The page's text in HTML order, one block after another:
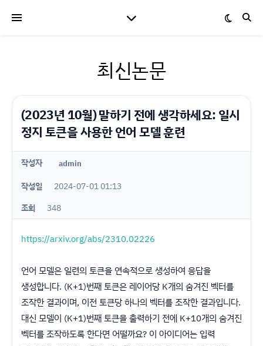
최신논문
(2023년 10월) 말하기 전에 생각하세요: 일시
정지 토큰을 사용한 언어 모델 훈련
작성자 admin
작성일
2024-07-01 01:13
조회
348
https://arxiv.org/abs/2310.02226
언어 모델은 일련의 토큰을 연속적으로 생성하여 응답을
생성합니다. (K+1)번째 토큰은 레이어당 K개의 숨겨진 벡터를
조작한 결과이며, 이전 토큰당 하나의 벡터를 조작한 결과입니다.
대신 모델이 (K+1)번째 토큰을 출력하기 전에 K+10개의 숨겨진
벡터를 조작하도록 한다면 어떨까요? 이 아이디어는 입력